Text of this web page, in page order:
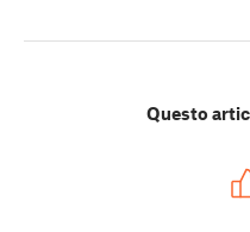
Questo